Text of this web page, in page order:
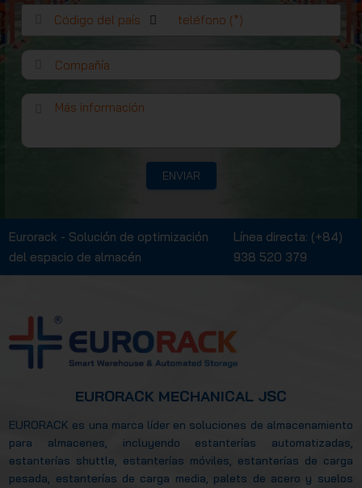
Código del país
ENVIAR
Eurorack - Solución de optimización
del espacio de almacén
Línea directa: (+84)
938 520 379
EURORACK MECHANICAL JSC
EURORACK es una marca líder en soluciones de almacenamiento
para almacenes, incluyendo estanterías automatizadas,
estanterías shuttle, estanterías móviles, estanterías de carga
pesada, estanterías de carga media, palets de acero y suelos